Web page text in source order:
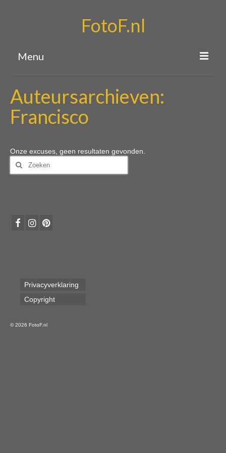
FotoF.nl
Menu
Portfolio
Over mij
Auteursarchieven:
Francisco
Onze excuses, geen resultaten gevonden.
Zoeken
naar:
Privacyverklaring
Copyright
© 2026 FotoF.nl